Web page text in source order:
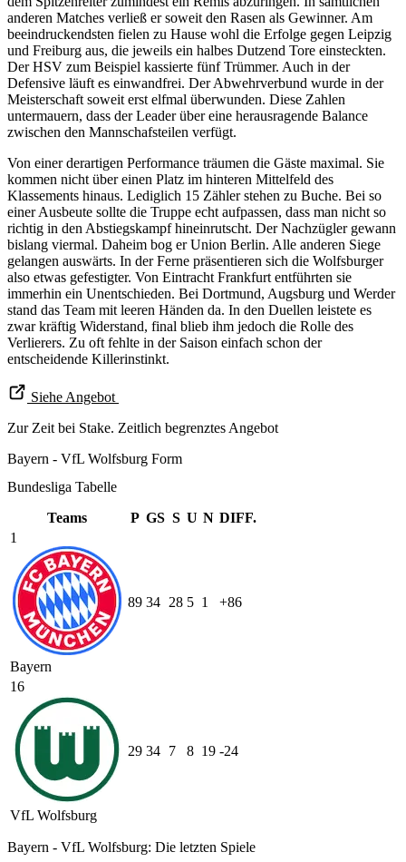
anderen Matches verließ er soweit den Rasen als Gewinner. Am
beeindruckendsten fielen zu Hause wohl die Erfolge gegen Leipzig
und Freiburg aus, die jeweils ein halbes Dutzend Tore einsteckten.
Der HSV zum Beispiel kassierte fünf Trümmer. Auch in der
Defensive läuft es einwandfrei. Der Abwehrverbund wurde in der
Meisterschaft soweit erst elfmal überwunden. Diese Zahlen
untermauern, dass der Leader über eine herausragende Balance
zwischen den Mannschafsteilen verfügt.
Von einer derartigen Performance träumen die Gäste maximal. Sie
kommen nicht über einen Platz im hinteren Mittelfeld des
Klassements hinaus. Lediglich 15 Zähler stehen zu Buche. Bei so
einer Ausbeute sollte die Truppe echt aufpassen, dass man nicht so
richtig in den Abstiegskampf hineinrutscht. Der Nachzügler gewann
bislang viermal. Daheim bog er Union Berlin. Alle anderen Siege
gelangen auswärts. In der Ferne präsentieren sich die Wolfsburger
also etwas gefestigter. Von Eintracht Frankfurt entführten sie
immerhin ein Unentschieden. Bei Dortmund, Augsburg und Werder
stand das Team mit leeren Händen da. In den Duellen leistete es
zwar kräftig Widerstand, final blieb ihm jedoch die Rolle des
Verlierers. Zu oft fehlte in der Saison einfach schon der
entscheidende Killerinstinkt.
Siehe Angebot
Zur Zeit bei Stake. Zeitlich begrenztes Angebot
Bayern - VfL Wolfsburg Form
Bundesliga Tabelle
Teams P GS S U N DIFF.
1
Bayern
89 34 28 5 1 +86
16
VfL Wolfsburg
29 34 7 8 19 -24
Bayern - VfL Wolfsburg: Die letzten Spiele